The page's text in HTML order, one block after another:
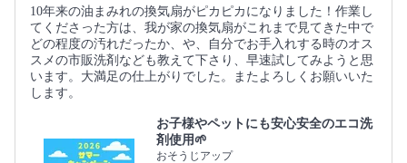
10年来の油まみれの換気扇がピカピカになりました！作業し
てくださった方は、我が家の換気扇がこれまで見てきた中で
どの程度の汚れだったか、や、自分でお手入れする時のオス
スメの市販洗剤なども教えて下さり、早速試してみようと思
います。大満足の仕上がりでした。またよろしくお願いいた
します。
お子様やペットにも安心安全のエコ洗
剤使用🌱
おそうじアップ